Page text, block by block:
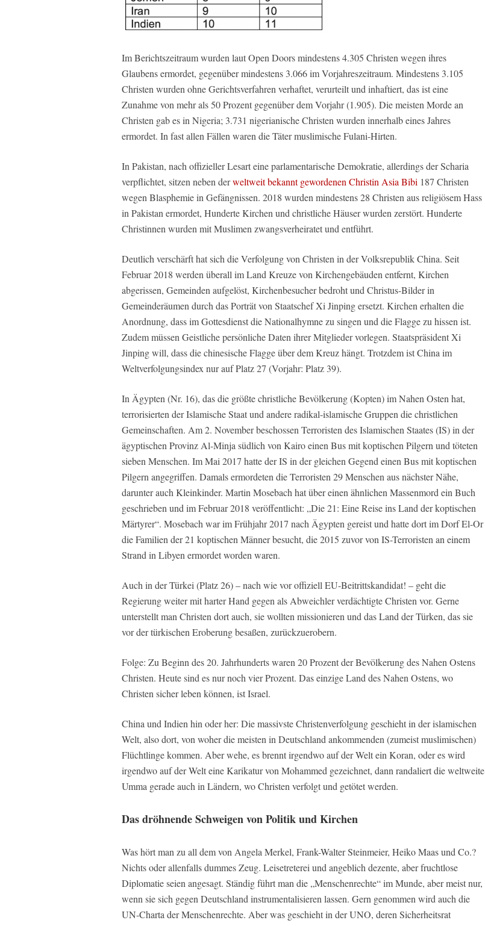
Im Berichtszeitraum wurden laut Open Doors mindestens 4.305 Christen wegen ihres
Glaubens ermordet, gegenüber mindestens 3.066 im Vorjahreszeitraum. Mindestens 3.105
Christen wurden ohne Gerichtsverfahren verhaftet, verurteilt und inhaftiert, das ist eine
Zunahme von mehr als 50 Prozent gegenüber dem Vorjahr (1.905). Die meisten Morde an
Christen gab es in Nigeria; 3.731 nigerianische Christen wurden innerhalb eines Jahres
ermordet. In fast allen Fällen waren die Täter muslimische Fulani-Hirten.
In Pakistan, nach offizieller Lesart eine parlamentarische Demokratie, allerdings der Scharia
verpflichtet, sitzen neben derweltweit bekannt gewordenen Christin Asia Bibi 187 Christen
wegen Blasphemie in Gefängnissen. 2018 wurden mindestens 28 Christen aus religiösem Hass
in Pakistan ermordet, Hunderte Kirchen und christliche Häuser wurden zerstört. Hunderte
Christinnen wurden mit Muslimen zwangsverheiratet und entführt.
Deutlich verschärft hat sich die Verfolgung von Christen in der Volksrepublik China. Seit
Februar 2018 werden überall im Land Kreuze von Kirchengebäuden entfernt, Kirchen
abgerissen, Gemeinden aufgelöst, Kirchenbesucher bedroht und Christus-Bilder in
Gemeinderäumen durch das Porträt von Staatschef Xi Jinping ersetzt. Kirchen erhalten die
Anordnung, dass im Gottesdienst die Nationalhymne zu singen und die Flagge zu hissen ist.
Zudem müssen Geistliche persönliche Daten ihrer Mitglieder vorlegen. Staatspräsident Xi
Jinping will, dass die chinesische Flagge über dem Kreuz hängt. Trotzdem ist China im
Weltverfolgungsindex nur auf Platz 27 (Vorjahr: Platz 39).
In Ägypten (Nr. 16), das die größte christliche Bevölkerung (Kopten) im Nahen Osten hat,
terrorisierten der Islamische Staat und andere radikal-islamische Gruppen die christlichen
Gemeinschaften. Am 2. November beschossen Terroristen des Islamischen Staates (IS) in der
ägyptischen Provinz Al-Minja südlich von Kairo einen Bus mit koptischen Pilgern und töteten
sieben Menschen. Im Mai 2017 hatte der IS in der gleichen Gegend einen Bus mit koptischen
Pilgern angegriffen. Damals ermordeten die Terroristen 29 Menschen aus nächster Nähe,
darunter auch Kleinkinder. Martin Mosebach hat über einen ähnlichen Massenmord ein Buch
geschrieben und im Februar 2018 veröffentlicht: „Die 21: Eine Reise ins Land der koptischen
Märtyrer“. Mosebach war im Frühjahr 2017 nach Ägypten gereist und hatte dort im Dorf El-Or
die Familien der 21 koptischen Männer besucht, die 2015 zuvor von IS-Terroristen an einem
Strand in Libyen ermordet worden waren.
Auch in der Türkei (Platz 26) – nach wie vor offiziell EU-Beitrittskandidat! – geht die
Regierung weiter mit harter Hand gegen als Abweichler verdächtigte Christen vor. Gerne
unterstellt man Christen dort auch, sie wollten missionieren und das Land der Türken, das sie
vor der türkischen Eroberung besaßen, zurückzuerobern.
Folge: Zu Beginn des 20. Jahrhunderts waren 20 Prozent der Bevölkerung des Nahen Ostens
Christen. Heute sind es nur noch vier Prozent. Das einzige Land des Nahen Ostens, wo
Christen sicher leben können, ist Israel.
China und Indien hin oder her: Die massivste Christenverfolgung geschieht in der islamischen
Welt, also dort, von woher die meisten in Deutschland ankommenden (zumeist muslimischen)
Flüchtlinge kommen. Aber wehe, es brennt irgendwo auf der Welt ein Koran, oder es wird
irgendwo auf der Welt eine Karikatur von Mohammed gezeichnet, dann randaliert die weltweite
Umma gerade auch in Ländern, wo Christen verfolgt und getötet werden.
Das dröhnende Schweigen von Politik und Kirchen
Was hört man zu all dem von Angela Merkel, Frank-Walter Steinmeier, Heiko Maas und Co.?
Nichts oder allenfalls dummes Zeug. Leisetreterei und angeblich dezente, aber fruchtlose
Diplomatie seien angesagt. Ständig führt man die „Menschenrechte“ im Munde, aber meist nur,
wenn sie sich gegen Deutschland instrumentalisieren lassen. Gern genommen wird auch die
UN-Charta der Menschenrechte. Aber was geschieht in der UNO, deren Sicherheitsrat